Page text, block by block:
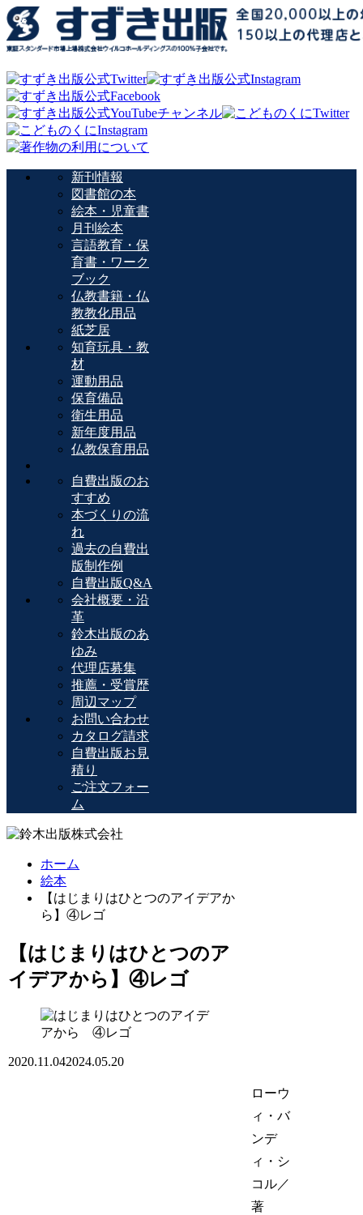
新刊情報
図書館の本
絵本・児童書
月刊絵本
言語教育・保
育書・ワーク
ブック
仏教書籍・仏
教教化用品
紙芝居
知育玩具・教
材
運動用品
保育備品
衛生用品
新年度用品
仏教保育用品
自費出版のお
すすめ
本づくりの流
れ
過去の自費出
版制作例
自費出版Q&A
会社概要・沿
革
鈴木出版のあ
ゆみ
代理店募集
推薦・受賞歴
周辺マップ
お問い合わせ
カタログ請求
自費出版お見
積り
ご注文フォー
ム
ホーム
絵本
【はじまりはひとつのアイデアか
ら】④レゴ
【はじまりはひとつのア
イデアから】④レゴ
2020.11.042024.05.20
ローウ
ィ・バ
ンデ
ィ・シ
コル／
著